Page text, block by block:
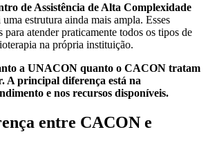
de Assistência de Alta Complexidade
uma estrutura ainda mais ampla. Esses
para atender praticamente todos os tipos de
na própria instituição.
a UNACON quanto o CACON tratam
A principal diferença está na
e nos recursos disponíveis.
entre CACON e